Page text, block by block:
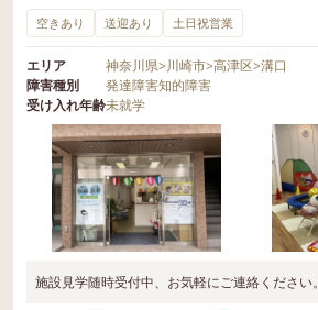
空きあり 送迎あり 土日祝営業
エリア 神奈川県>川崎市>高津区>溝口
障害種別
発達障害知的障害
受け入れ年齢未就学
施設見学随時受付中、お気軽にご連絡ください。